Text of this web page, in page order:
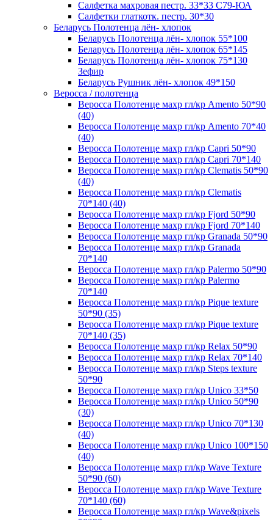
Салфетка махровая пестр. 33*33 С79-ЮА
Салфетки глаткотк. пестр. 30*30
Беларусь Полотенца лён- хлопок
Беларусь Полотенца лён- хлопок 55*100
Беларусь Полотенца лён- хлопок 65*145
Беларусь Полотенца лён- хлопок 75*130
Зефир
Беларусь Рушник лён- хлопок 49*150
Веросса / полотенца
Веросса Полотенце махр гл/кр Amento 50*90
(40)
Веросса Полотенце махр гл/кр Amento 70*40
(40)
Веросса Полотенце махр гл/кр Capri 50*90
Веросса Полотенце махр гл/кр Capri 70*140
Веросса Полотенце махр гл/кр Clematis 50*90
(40)
Веросса Полотенце махр гл/кр Clematis
70*140 (40)
Веросса Полотенце махр гл/кр Fjord 50*90
Веросса Полотенце махр гл/кр Fjord 70*140
Веросса Полотенце махр гл/кр Granada 50*90
Веросса Полотенце махр гл/кр Granada
70*140
Веросса Полотенце махр гл/кр Palermo 50*90
Веросса Полотенце махр гл/кр Palermo
70*140
Веросса Полотенце махр гл/кр Pique texture
50*90 (35)
Веросса Полотенце махр гл/кр Pique texture
70*140 (35)
Веросса Полотенце махр гл/кр Relax 50*90
Веросса Полотенце махр гл/кр Relax 70*140
Веросса Полотенце махр гл/кр Steps texture
50*90
Веросса Полотенце махр гл/кр Unico 33*50
Веросса Полотенце махр гл/кр Unico 50*90
(30)
Веросса Полотенце махр гл/кр Unico 70*130
(40)
Веросса Полотенце махр гл/кр Unico 100*150
(40)
Веросса Полотенце махр гл/кр Wave Texture
50*90 (60)
Веросса Полотенце махр гл/кр Wave Texture
70*140 (60)
Веросса Полотенце махр гл/кр Wave&pixels